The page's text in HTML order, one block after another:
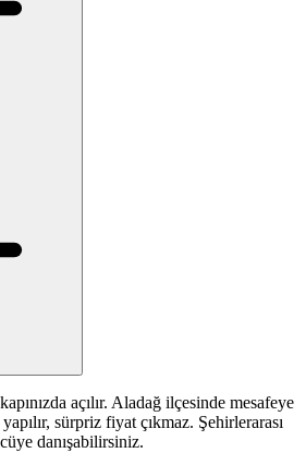
açılır. Aladağ ilçesinde mesafeye
sürpriz fiyat çıkmaz. Şehirlerarası
danışabilirsiniz.